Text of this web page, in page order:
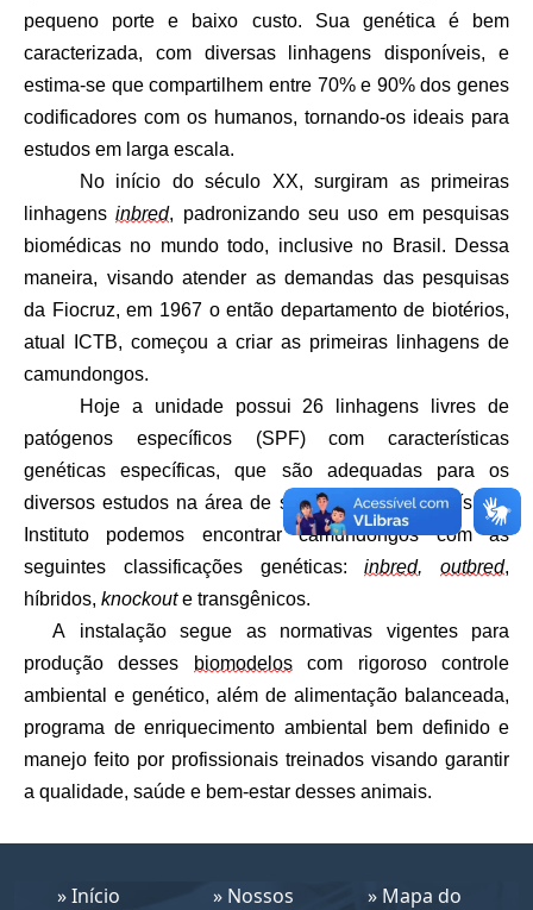
pequeno porte e baixo custo. Sua genética é bem
caracterizada, com diversas linhagens disponíveis, e
estima-se que compartilhem entre 70% e 90% dos genes
codificadores com os humanos, tornando-os ideais para
estudos em larga escala.
No início do século XX, surgiram as primeiras
linhagens inbred, padronizando seu uso em pesquisas
biomédicas no mundo todo, inclusive no Brasil. Dessa
maneira, visando atender as demandas das pesquisas
da Fiocruz, em 1967 o então departamento de biotérios,
atual ICTB, começou a criar as primeiras linhagens de
camundongos.
Hoje a unidade possui 26 linhagens livres de
patógenos específicos (SPF) com características
diversos estudos na área de saúde pública do país. No
Instituto podemos encontrar camundongos com as
seguintes classificações genéticas: inbred, outbred,
híbridos, knockout e transgênicos.
A instalação segue as normativas vigentes para
produção desses
biomodelos com rigoroso controle
ambiental e genético, além de alimentação balanceada,
programa de enriquecimento ambiental bem definido e
manejo feito por profissionais treinados visando garantir
a qualidade, saúde e bem-estar desses animais.
»Início
» Nossos
» Mapa do